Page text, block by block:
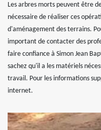
Les arbres morts peuvent être
nécessaire de réaliser ces
d'aménagement des terrains.
important de contacter des
faire confiance à Simon Jean
sachez qu'il a les matériels
travail. Pour les informations
internet.